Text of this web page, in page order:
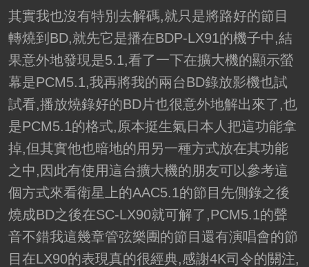
其實我也沒有特別去解碼,就只是將路好的節目
轉燒到BD,就先它是播在BDP-LX91的機子中,結
果意外地發現是5.1,看了一下在擴大機的顯示螢
幕是PCM5.1,我再將我的兩台BD錄放影機也試
試看,播放燒錄好的BD片也很意外地解出來了,也
是PCM5.1的格式,原本挺生氣日本人把這功能拿
掉,但其實他也暗地的用另一種方式放在其功能
之中,因此有使用這台擴大機的朋友可以參考這
個方式來看衛星上的AAC5.1的節目先側錄之後
燒成BD之後在SC-LX90就可解了,PCM5.1的聲
音不錯我這幾章管弦樂團的節目還有演唱會的節
目在LX90的表現真的很經典,感謝4K司令的關注,